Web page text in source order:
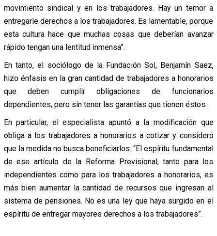
movimiento sindical y en los trabajadores. Hay un temor a
entregarle derechos a los trabajadores. Es lamentable, porque
esta cultura hace que muchas cosas que deberían avanzar
rápido tengan una lentitud inmensa”.
En tanto, el sociólogo de la Fundación Sol, Benjamín Saez,
hizo énfasis en la gran cantidad de trabajadores a honorarios
que deben cumplir obligaciones de funcionarios
dependientes, pero sin tener las garantías que tienen éstos.
En particular, el especialista apuntó a la modificación que
obliga a los trabajadores a honorarios a cotizar y consideró
que la medida no busca beneficiarlos: “El espíritu fundamental
de ese artículo de la Reforma Previsional, tanto para los
independientes como para los trabajadores a honorarios, es
más bien aumentar la cantidad de recursos que ingresan al
sistema de pensiones. No es una ley que haya surgido en el
espíritu de entregar mayores derechos a los trabajadores”.